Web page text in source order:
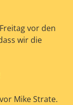
vor den
wir die
Mike Strate.